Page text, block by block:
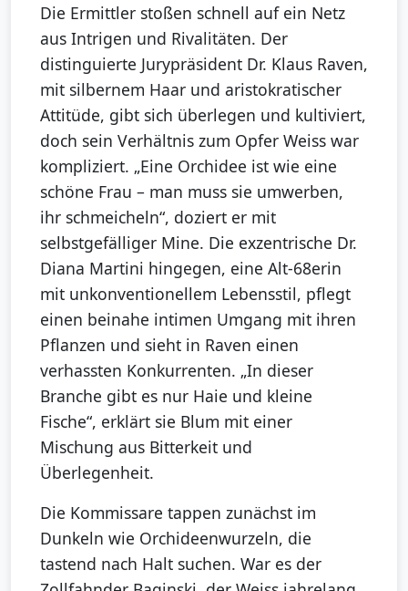
Die Ermittler stoßen schnell auf ein Netz
aus Intrigen und Rivalitäten. Der
distinguierte Jurypräsident Dr. Klaus Raven,
mit silbernem Haar und aristokratischer
Attitüde, gibt sich überlegen und kultiviert,
doch sein Verhältnis zum Opfer Weiss war
kompliziert. „Eine Orchidee ist wie eine
schöne Frau – man muss sie umwerben,
ihr schmeicheln“, doziert er mit
selbstgefälliger Mine. Die exzentrische Dr.
Diana Martini hingegen, eine Alt-68erin
mit unkonventionellem Lebensstil, pflegt
einen beinahe intimen Umgang mit ihren
Pflanzen und sieht in Raven einen
verhassten Konkurrenten. „In dieser
Branche gibt es nur Haie und kleine
Fische“, erklärt sie Blum mit einer
Mischung aus Bitterkeit und
Überlegenheit.
Die Kommissare tappen zunächst im
Dunkeln wie Orchideenwurzeln, die
tastend nach Halt suchen. War es der